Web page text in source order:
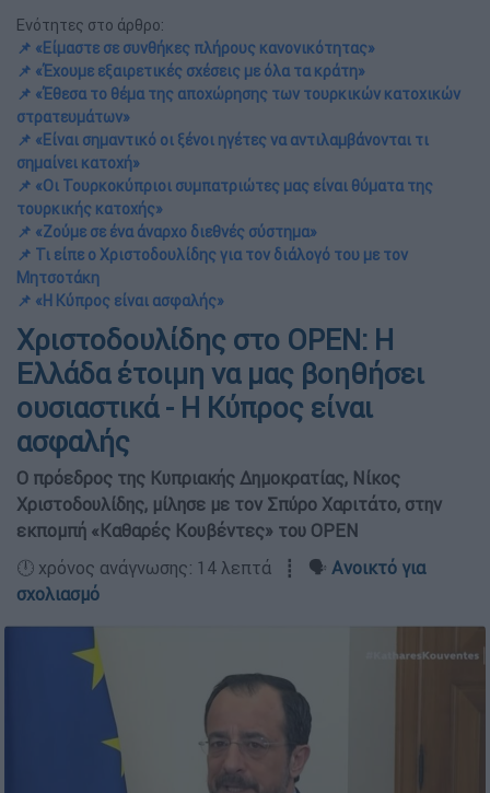
Ενότητες στο άρθρο:
📌 «Είμαστε σε συνθήκες πλήρους κανονικότητας»
📌 «Έχουμε εξαιρετικές σχέσεις με όλα τα κράτη»
📌 «Έθεσα το θέμα της αποχώρησης των τουρκικών κατοχικών
στρατευμάτων»
📌 «Είναι σημαντικό οι ξένοι ηγέτες να αντιλαμβάνονται τι
σημαίνει κατοχή»
📌 «Οι Τουρκοκύπριοι συμπατριώτες μας είναι θύματα της
τουρκικής κατοχής»
📌 «Ζούμε σε ένα άναρχο διεθνές σύστημα»
📌 Τι είπε ο Χριστοδουλίδης για τον διάλογό του με τον
Μητσοτάκη
📌 «Η Κύπρος είναι ασφαλής»
Χριστοδουλίδης στο OPEN: Η
Ελλάδα έτοιμη να μας βοηθήσει
ουσιαστικά - H Κύπρος είναι
ασφαλής
Ο πρόεδρος της Κυπριακής Δημοκρατίας, Νίκος
Χριστοδουλίδης, μίλησε με τον Σπύρο Χαριτάτο, στην
εκπομπή «Καθαρές Κουβέντες» του OPEN
🕛 χρόνος ανάγνωσης: 14 λεπτά ┋ 🗣️ Ανοικτό για
σχολιασμό